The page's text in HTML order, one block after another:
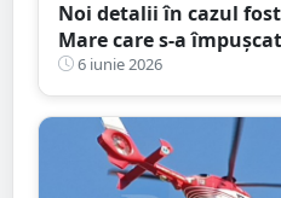
Noi detalii în cazul
Mare care s-a
declarat apt limitat
6 iunie 2026